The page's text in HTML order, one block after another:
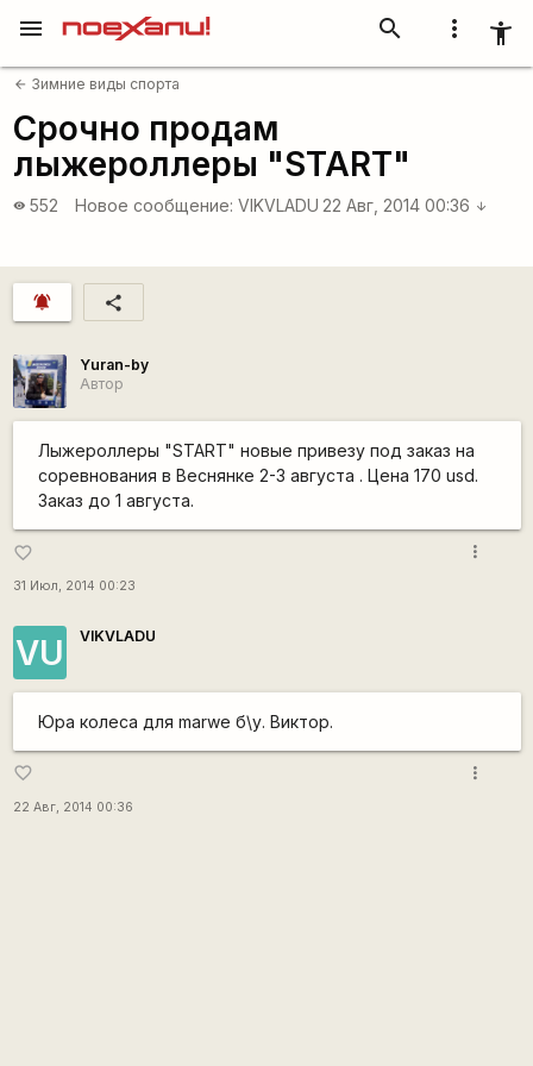
more_vert accessibility_new
search
menu
arrow_back Зимние виды спорта
Срочно продам
лыжероллеры "START"
visibility 552 Новое сообщение: VIKVLADU 22 Авг, 2014 00:36 arrow_downward
notifications_active share
Yuran-by
Автор
Лыжероллеры "START" новые привезу под заказ на
соревнования в Веснянке 2-3 августа . Цена 170 usd.
Заказ до 1 августа.
favorite_border
31 Июл, 2014 00:23
more_vert
VU VIKVLADU
Юра колеса для marwe б\у. Виктор.
favorite_border
22 Авг, 2014 00:36
more_vert